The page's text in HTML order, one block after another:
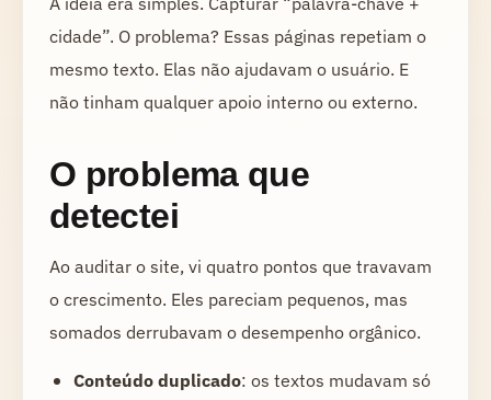
cidade”. O problema? Essas páginas repetiam o
mesmo texto. Elas não ajudavam o usuário. E
não tinham qualquer apoio interno ou externo.
O problema que
detectei
Ao auditar o site, vi quatro pontos que travavam
o crescimento. Eles pareciam pequenos, mas
somados derrubavam o desempenho orgânico.
Conteúdo duplicado: os textos mudavam só